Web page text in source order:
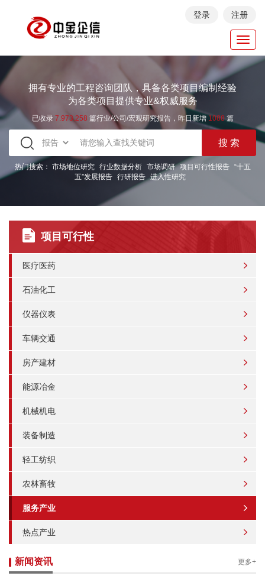
登录 注册
拥有专业的工程咨询团队，具备各类项目编制经验
为各类项目提供专业&权威服务
已收录 7.973.258 篇行业/公司/宏观研究报告，昨日新增 1088篇
热门搜索： 市场地位研究 行业数据分析 市场调研 项目可行性报告
“十五
五”发展报告 行研报告 进入性研究
项目可行性
医疗医药
石油化工
仪器仪表
车辆交通
房产建材
能源冶金
机械机电
装备制造
轻工纺织
农林畜牧
服务产业
热点产业
新闻资讯 更多+